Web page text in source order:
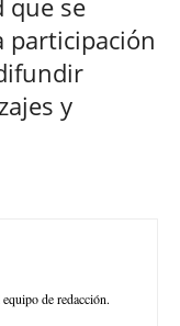
participación
y
de redacción.